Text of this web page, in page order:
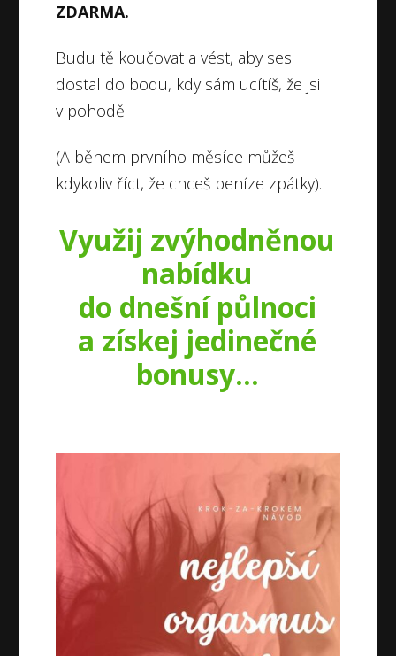
ZDARMA.
Budu tě koučovat a vést, aby ses
dostal do bodu, kdy sám ucítíš, že jsi
v pohodě.
(A během prvního měsíce můžeš
kdykoliv říct, že chceš peníze zpátky).
Využij zvýhodněnou
nabídku
do dnešní půlnoci
a získej jedinečné
bonusy...